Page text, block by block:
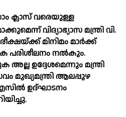
ക്ലാസ് വരെയുള്ള
വിദ്യാഭ്യാസ മന്ത്രി വി.
മിനിമം മാര്‍ക്ക്
പരിശീലനം നല്‍കും.
ഉദ്ദേശമെന്നും മന്ത്രി
മുഖ്യമന്ത്രി ആലപ്പുഴ
ഉദ്ഘാടനം